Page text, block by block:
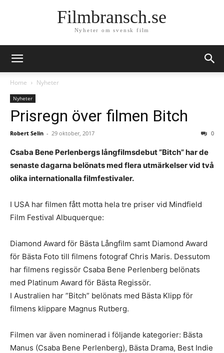
Filmbransch.se
Nyheter om svensk film
Home Nyheter
Nyheter
Prisregn över filmen Bitch
Robert Selin - 29 oktober, 2017 0
Csaba Bene Perlenbergs långfilmsdebut ”Bitch” har de
senaste dagarna belönats med flera utmärkelser vid två
olika internationalla filmfestivaler.
I USA har filmen fått motta hela tre priser vid Mindfield
Film Festival Albuquerque:
Diamond Award för Bästa Långfilm samt Diamond Award
för Bästa Foto till filmens fotograf Chris Maris. Dessutom
har filmens regissör Csaba Bene Perlenberg belönats
med Platinum Award för Bästa Regissör.
I Australien har ”Bitch” belönats med Bästa Klipp för
filmens klippare Magnus Rutberg.
Filmen var även nominerad i följande kategorier: Bästa
Manus (Csaba Bene Perlenberg), Bästa Drama, Best Indie